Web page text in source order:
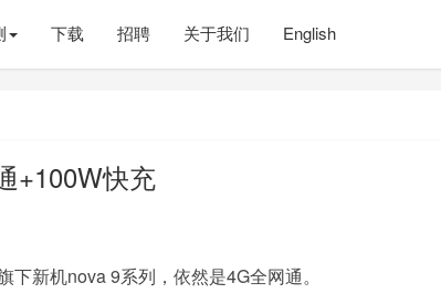
下载 招聘 关于我们 English
+100W快充
新机nova 9系列，依然是4G全网通。